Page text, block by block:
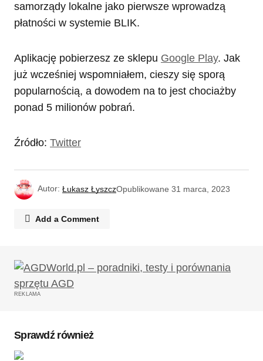
samorządy lokalne jako pierwsze wprowadzą
płatności w systemie BLIK.
Aplikację pobierzesz ze sklepu Google Play. Jak
już wcześniej wspomniałem, cieszy się sporą
popularnością, a dowodem na to jest chociażby
ponad 5 milionów pobrań.
Źródło: Twitter
Autor: Łukasz ŁyszczOpublikowane 31 marca, 2023
Add a Comment
Twój adres email nie zostanie opublikowany.
Wymagane pola są oznaczone
REKLAMA
Sprawdź również